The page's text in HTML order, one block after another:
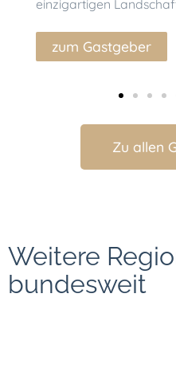
einzigartigen
zum Gastgeber
Zu allen
Weitere
bundesweit